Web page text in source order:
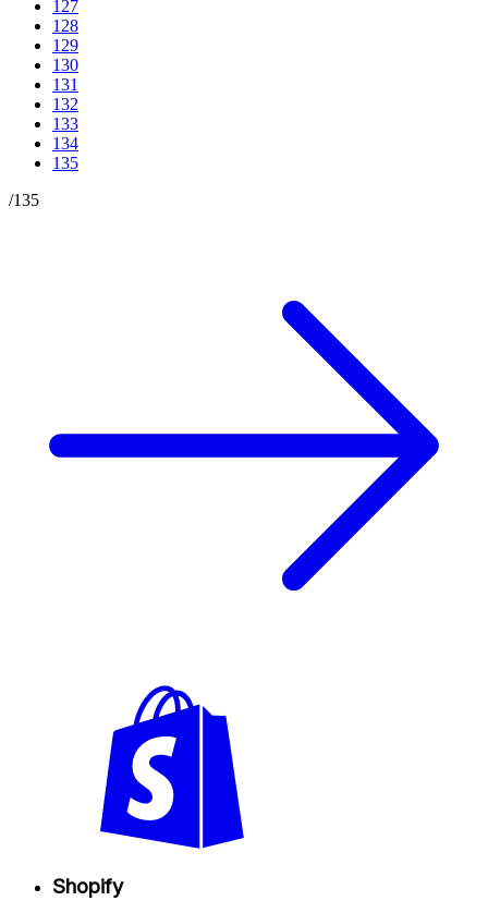
127
128
129
130
131
132
133
134
135
/135
Shopify